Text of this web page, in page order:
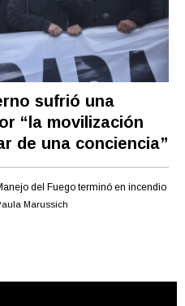
sufrió una
“la movilización
de una conciencia”
del Fuego terminó en incendio
Marussich